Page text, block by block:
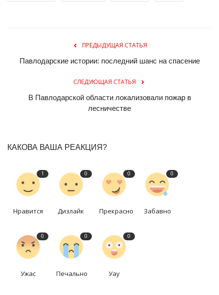
ПРЕДЫДУЩАЯ СТАТЬЯ
Павлодарские истории: последний шанс на спасение
СЛЕДУЮЩАЯ СТАТЬЯ
В Павлодарской области локализовали пожар в
лесничестве
КАКОВА ВАША РЕАКЦИЯ?
1
Нравится
0
Дизлайк
0
Прекрасно
0
Забавно
0
Ужас
0
Печально
0
Уау